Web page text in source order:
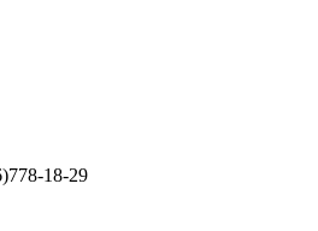
18-29